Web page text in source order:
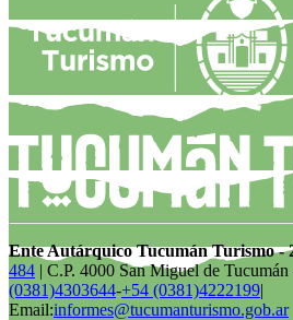
Ente Autárquico Tucumán Turismo -
484 | C.P. 4000 San Miguel de
(0381)4303644-+54 (0381)4222199|
Email:informes@tucumanturismo.gob.ar